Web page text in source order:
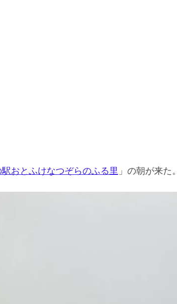
おとふけなつぞらのふる里 」の朝が来た